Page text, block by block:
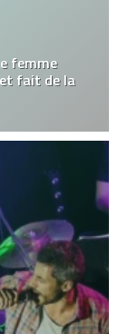
femme
fait de la